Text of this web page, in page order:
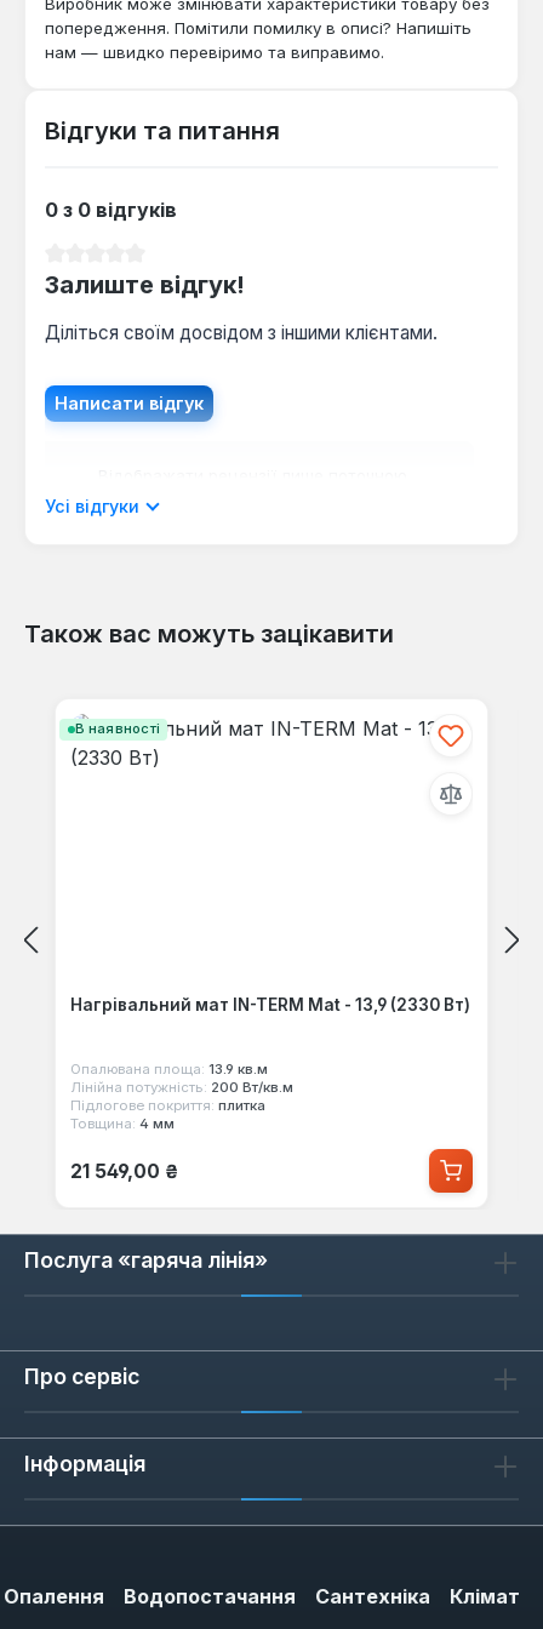
є оптимальним вибором для житлових приміщень,
ванних кімнат, кухонь та коридорів, де планується
укладання плитки та потрібен комфортний або
висоти. Він підходить для тих, хто шукає надійне,
безпечне та легке у монтажі рішення для
попередження. Помітили помилку в описі? Напишіть
нам — швидко перевіримо та виправимо.
Відгуки та питання
0 з 0 відгуків
Залиште відгук!
Діліться своїм досвідом з іншими клієнтами.
Написати відгук
мовою.
Відгуків не знайдено. Поділіться
Усі відгуки
Також вас можуть зацікавити
В наявності
Нагрівальний мат IN-TERM Mat - 13,9 (2330 Вт)
Опалювана площа: 13.9 кв.м
Лінійна потужність: 200 Вт/кв.м
Підлогове покриття: плитка
Товщина: 4 мм
Звичайна ціна:
21 549,00 ₴
Послуга «гаряча лінія»
Про сервіс
Інформація
Опалення Водопостачання Сантехніка
Клімат